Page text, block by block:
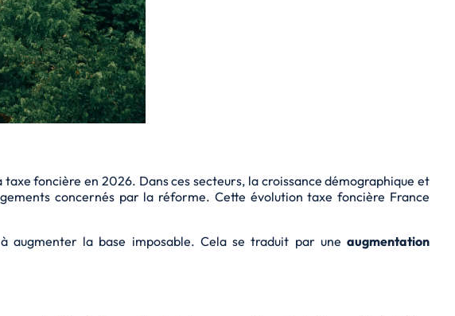
taxe foncière en 2026. Dans ces secteurs, la croissance démographique et
concernés par la réforme. Cette évolution taxe foncière France
augmenter la base imposable. Cela se traduit par une augmentation